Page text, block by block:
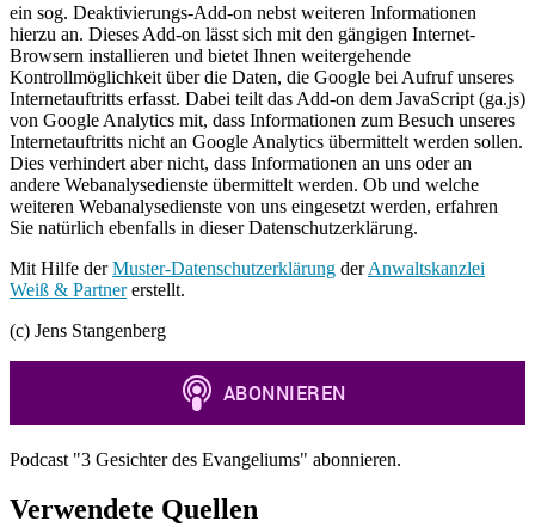
ein sog. Deaktivierungs-Add-on nebst weiteren Informationen
hierzu an. Dieses Add-on lässt sich mit den gängigen Internet-
Browsern installieren und bietet Ihnen weitergehende
Kontrollmöglichkeit über die Daten, die Google bei Aufruf unseres
Internetauftritts erfasst. Dabei teilt das Add-on dem JavaScript (ga.js)
von Google Analytics mit, dass Informationen zum Besuch unseres
Internetauftritts nicht an Google Analytics übermittelt werden sollen.
Dies verhindert aber nicht, dass Informationen an uns oder an
andere Webanalysedienste übermittelt werden. Ob und welche
weiteren Webanalysedienste von uns eingesetzt werden, erfahren
Sie natürlich ebenfalls in dieser Datenschutzerklärung.
Mit Hilfe derMuster-Datenschutzerklärung derAnwaltskanzlei
Weiß & Partnererstellt.
(c) Jens Stangenberg
Podcast "3 Gesichter des Evangeliums" abonnieren.
Verwendete Quellen